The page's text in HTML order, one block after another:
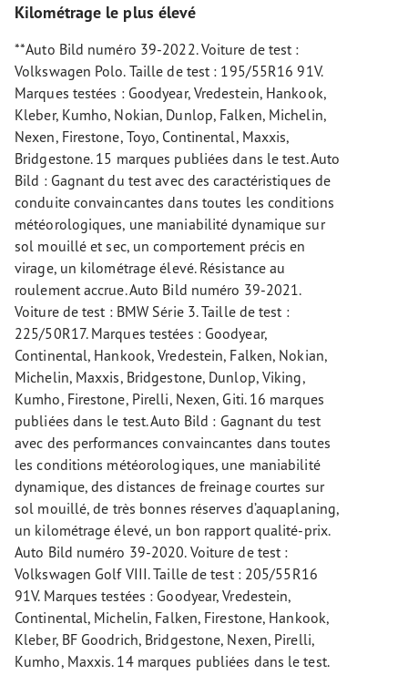
Kilométrage le plus élevé
**Auto Bild numéro 39-2022. Voiture de test :
Volkswagen Polo. Taille de test : 195/55R16 91V.
Marques testées : Goodyear, Vredestein, Hankook,
Kleber, Kumho, Nokian, Dunlop, Falken, Michelin,
Nexen, Firestone, Toyo, Continental, Maxxis,
Bridgestone. 15 marques publiées dans le test. Auto
Bild : Gagnant du test avec des caractéristiques de
conduite convaincantes dans toutes les conditions
météorologiques, une maniabilité dynamique sur
sol mouillé et sec, un comportement précis en
virage, un kilométrage élevé. Résistance au
roulement accrue. Auto Bild numéro 39-2021.
Voiture de test : BMW Série 3. Taille de test :
225/50R17. Marques testées : Goodyear,
Continental, Hankook, Vredestein, Falken, Nokian,
Michelin, Maxxis, Bridgestone, Dunlop, Viking,
Kumho, Firestone, Pirelli, Nexen, Giti. 16 marques
publiées dans le test. Auto Bild : Gagnant du test
avec des performances convaincantes dans toutes
les conditions météorologiques, une maniabilité
dynamique, des distances de freinage courtes sur
sol mouillé, de très bonnes réserves d’aquaplaning,
un kilométrage élevé, un bon rapport qualité-prix.
Auto Bild numéro 39-2020. Voiture de test :
Volkswagen Golf VIII. Taille de test : 205/55R16
91V. Marques testées : Goodyear, Vredestein,
Continental, Michelin, Falken, Firestone, Hankook,
Kleber, BF Goodrich, Bridgestone, Nexen, Pirelli,
Kumho, Maxxis. 14 marques publiées dans le test.